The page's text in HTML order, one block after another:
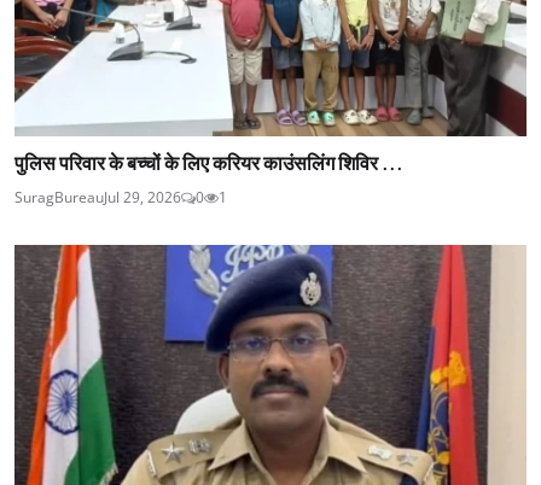
पुलिस परिवार के बच्चों के लिए करियर काउंसलिंग शिविर ...
SuragBureauJul 29, 2026 0 1